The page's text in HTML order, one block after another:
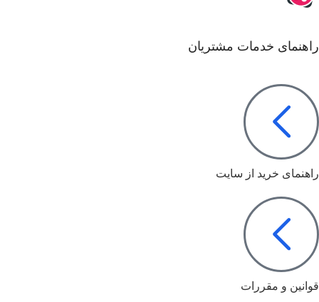
راهنمای خدمات مشتریان
راهنمای خرید از سایت
قوانین و مقررات